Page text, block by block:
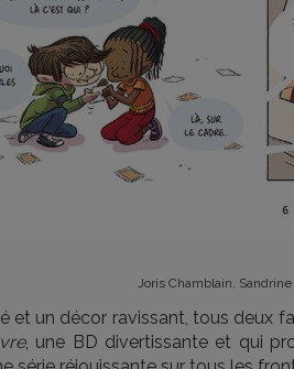
Joris Chamblain,
et un décor ravissant, tous deux
, une BD divertissante et qui